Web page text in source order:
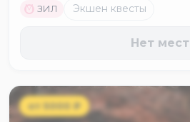
M ЗИЛ Экшен квесты
Нет мест
от 5000 ₽